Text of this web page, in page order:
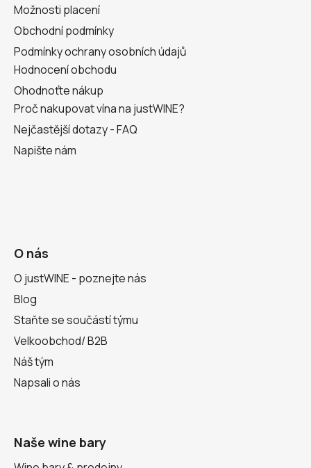
Možnosti placení
Obchodní podmínky
Podmínky ochrany osobních údajů
Hodnocení obchodu
Ohodnoťte nákup
Proč nakupovat vína na justWINE?
Nejčastější dotazy - FAQ
Napište nám
O nás
O justWINE - poznejte nás
Blog
Staňte se součástí týmu
Velkoobchod/ B2B
Náš tým
Napsali o nás
Naše wine bary